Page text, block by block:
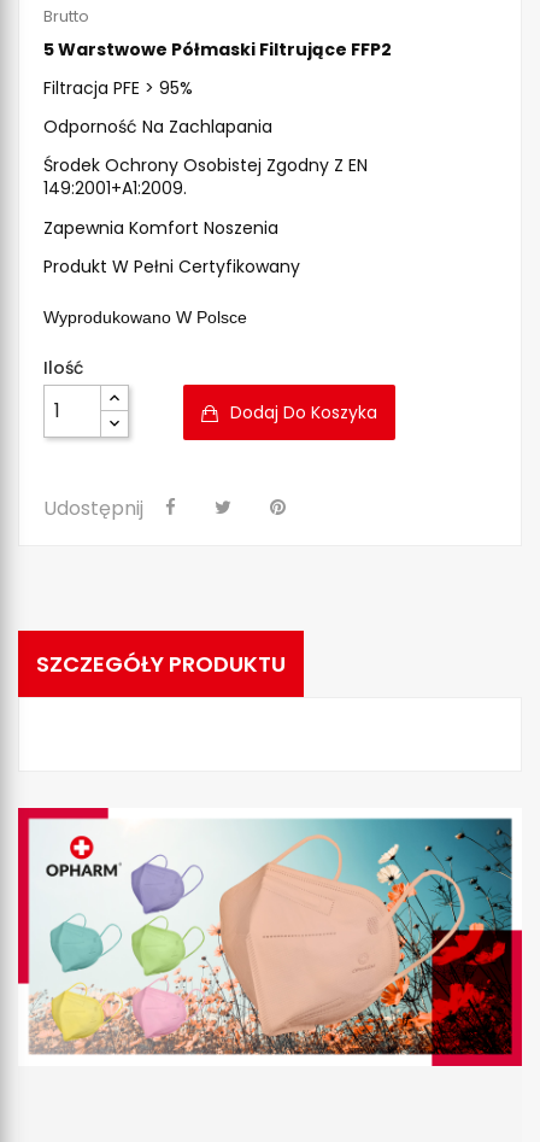
Brutto
5 Warstwowe Półmaski Filtrujące FFP2
Filtracja PFE > 95%
Odporność Na Zachlapania
Środek Ochrony Osobistej Zgodny Z EN
149:2001+A1:2009.
Zapewnia Komfort Noszenia
Produkt W Pełni Certyfikowany
Wyprodukowano W Polsce
Ilość
Dodaj Do Koszyka
Udostępnij
SZCZEGÓŁY PRODUKTU